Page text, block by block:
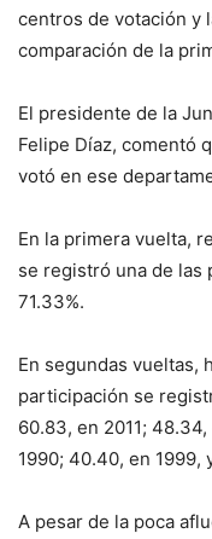
centros de votación y
comparación de la
El presidente de la
Felipe Díaz, comentó
votó en ese
En la primera vuelta,
se registró una de las
71.33%.
En segundas vueltas,
participación se
60.83, en 2011;
1990; 40.40, en 1999,
A pesar de la poca